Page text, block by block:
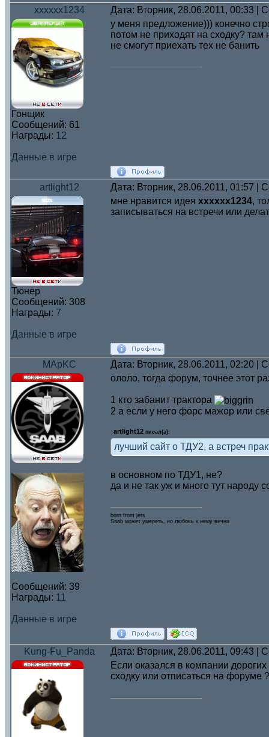
xxxxxx1234 Дата: Вторник, 28.06.2011, 00:33 |
Гонщик
Сообщений: 61
Награды: 12
Данные в игре
у меня предложение))) конечно
потом не приходят на сходку? там
не смогут приехать тех не банить
artlight12 Дата: Вторник, 28.06.2011, 01:57 |
Тюнер
Сообщений: 308
Награды: 7
Данные в игре
мне нравится идея xxxxxx1234,
записываться на встречи или
MApKC Дата: Вторник, 28.06.2011, 02:20 |
Сообщений: 39
Награды: 11
Данные в игре
ололо, тогда форум, точнее этот
1 кто забанит трактора
2 а если у него форс мажор или
artlight12 писал(а):
лучший сайт о ТДУ2, а встреч
в основном по ТДУ1, не?
да и не так уж и много тут народу
born from jets
Saab может умереть, но любовь к нему вечна
Kung-Fu_Panda Дата: Вторник, 28.06.2011, 09:43 |
Если оказался в компании
сходку или отписаться на форуме